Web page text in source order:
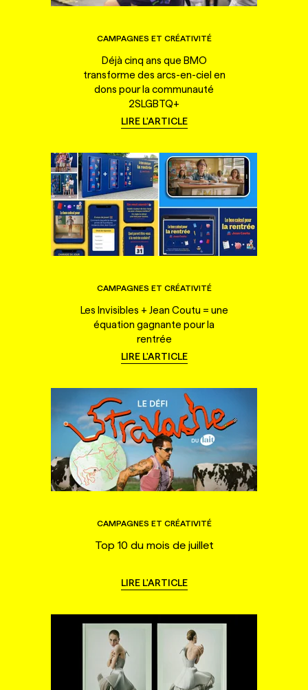
CAMPAGNES ET CRÉATIVITÉ
Déjà cinq ans que BMO
transforme des arcs-en-ciel en
dons pour la communauté
2SLGBTQ+
LIRE L'ARTICLE
CAMPAGNES ET CRÉATIVITÉ
Les Invisibles + Jean Coutu = une
équation gagnante pour la
rentrée
LIRE L'ARTICLE
CAMPAGNES ET CRÉATIVITÉ
Top 10 du mois de juillet
LIRE L'ARTICLE